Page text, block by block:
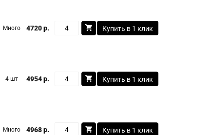
Много 4720 р. Купить в 1 клик
4 шт 4954 р. Купить в 1 клик
Много 4968 р. Купить в 1 клик